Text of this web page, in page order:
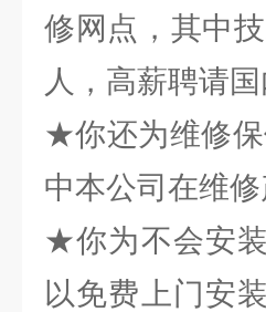
修网点，其中
人，高薪聘请
★你还为维修
中本公司在维
★你为不会安
以免费上门安